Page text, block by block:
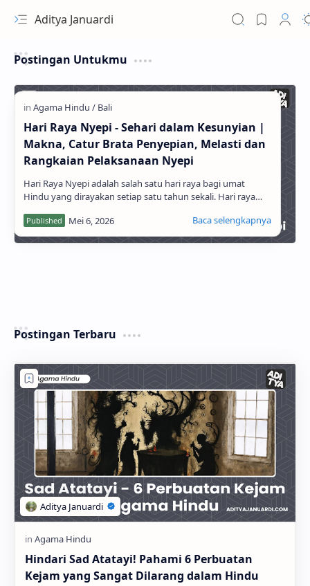
Aditya Januardi
Postingan Untukmu
Hari Raya Nyepi - Sehari dalam Kesunyian |
Makna, Catur Brata Penyepian, Melasti dan
Rangkaian Pelaksanaan Nyepi
Hari Raya Nyepi adalah salah satu hari raya bagi umat
Hindu yang dirayakan setiap satu tahun sekali. Hari raya
Postingan Terbaru
Hindari Sad Atatayi! Pahami 6 Perbuatan
Kejam yang Sangat Dilarang dalam Hindu